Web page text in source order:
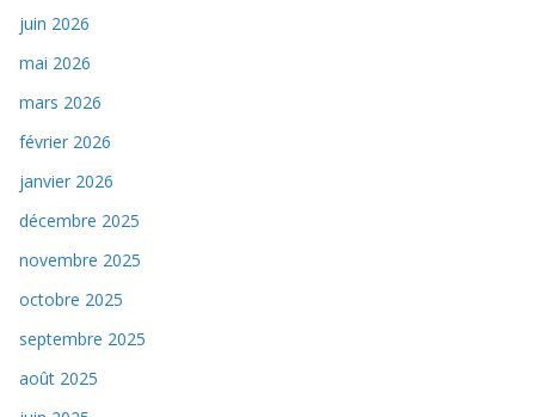
juin 2026
mai 2026
mars 2026
février 2026
janvier 2026
décembre 2025
novembre 2025
octobre 2025
septembre 2025
août 2025